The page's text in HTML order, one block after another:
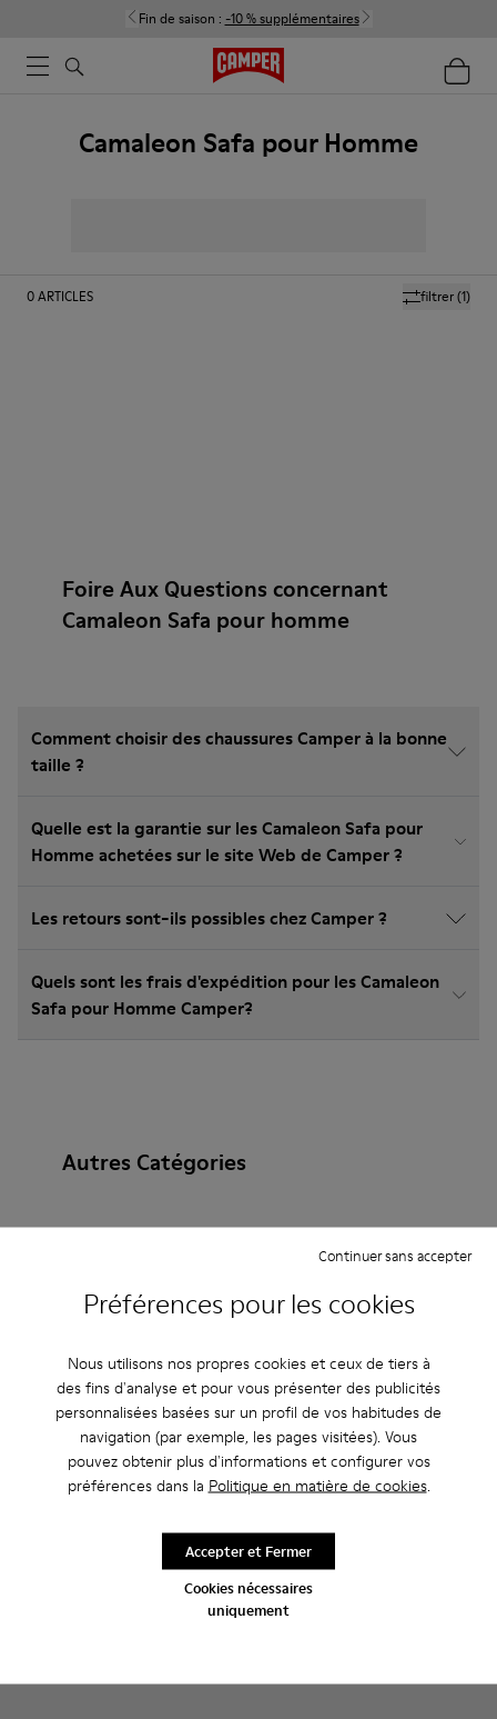
Préférences pour les cookies
Nous utilisons nos propres cookies et ceux de tiers à
des fins d'analyse et pour vous présenter des publicités
personnalisées basées sur un profil de vos habitudes de
navigation (par exemple, les pages visitées). Vous
pouvez obtenir plus d'informations et configurer vos
préférences dans la Politique en matière de cookies.
Cookies nécessaires
uniquement
Continuer sans accepter
Accepter et Fermer
Fin de saison : -10 % supplémentaires
Camaleon Safa pour Homme
filtrer(1)
0ARTICLES
Foire Aux Questions concernant
Camaleon Safa pour homme
Comment choisir des chaussures Camper à la bonne
taille ?
Quelle est la garantie sur les Camaleon Safa pour
Homme achetées sur le site Web de Camper ?
Les retours sont-ils possibles chez Camper ?
Quels sont les frais d'expédition pour les Camaleon
Safa pour Homme Camper?
Autres Catégories
Chaussures à lacets
Mocassins
Clogs
Sandales
Bottes
Chaussures casual
Baskets
Chaussons
Chaussures habillées
Chaussures à plateau
À talon